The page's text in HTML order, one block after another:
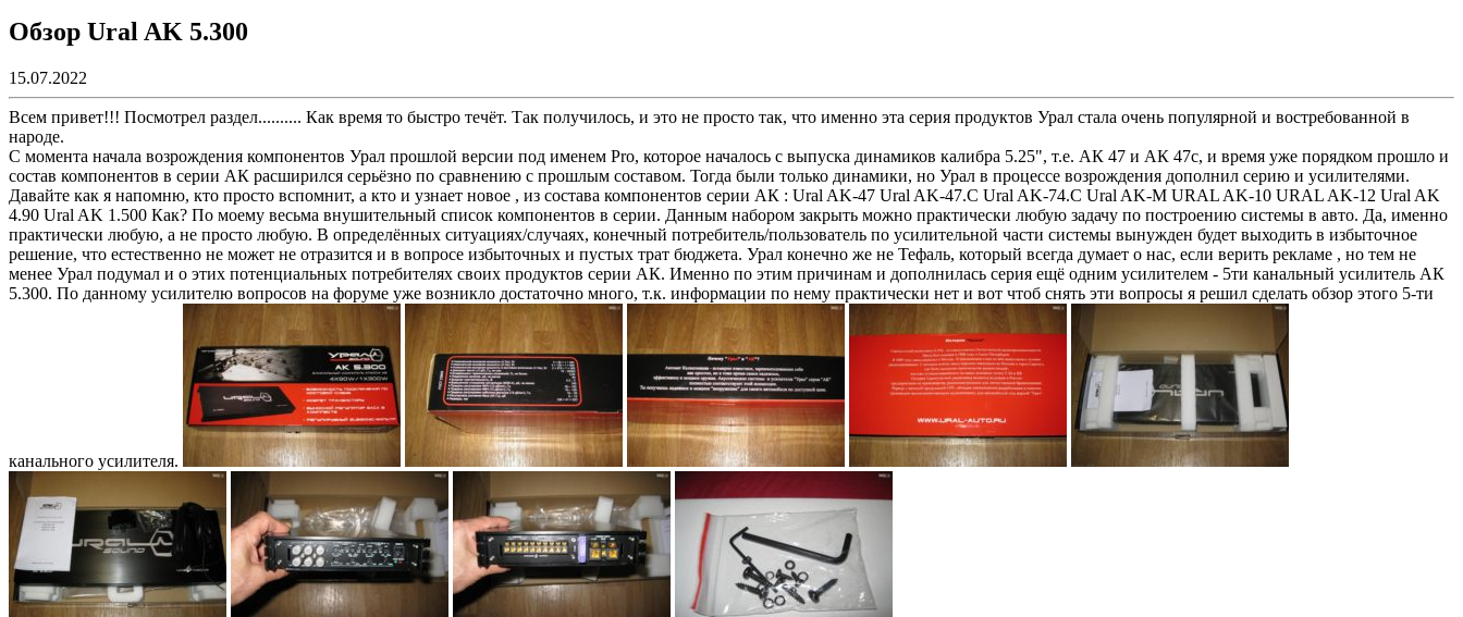
Обзор Ural AK 5.300
15.07.2022
Всем привет!!! Посмотрел раздел.......... Как время то быстро течёт. Так получилось, и это не просто так, что именно эта серия продуктов Урал стала очень популярной и востребованной в
народе.
С момента начала возрождения компонентов Урал прошлой версии под именем Pro, которое началось с выпуска динамиков калибра 5.25", т.е. АК 47 и АК 47с, и время уже порядком прошло и
состав компонентов в серии АК расширился серьёзно по сравнению с прошлым составом. Тогда были только динамики, но Урал в процессе возрождения дополнил серию и усилителями.
Давайте как я напомню, кто просто вспомнит, а кто и узнает новое , из состава компонентов серии АК : Ural AK-47 Ural AK-47.С Ural AK-74.С Ural AK-М URAL AK-10 URAL AK-12 Ural AK
4.90 Ural AK 1.500 Как? По моему весьма внушительный список компонентов в серии. Данным набором закрыть можно практически любую задачу по построению системы в авто. Да, именно
практически любую, а не просто любую. В определённых ситуациях/случаях, конечный потребитель/пользователь по усилительной части системы вынужден будет выходить в избыточное
решение, что естественно не может не отразится и в вопросе избыточных и пустых трат бюджета. Урал конечно же не Тефаль, который всегда думает о нас, если верить рекламе , но тем не
менее Урал подумал и о этих потенциальных потребителях своих продуктов серии АК. Именно по этим причинам и дополнилась серия ещё одним усилителем - 5ти канальный усилитель АК
5.300. По данному усилителю вопросов на форуме уже возникло достаточно много, т.к. информации по нему практически нет и вот чтоб снять эти вопросы я решил сделать обзор этого 5-ти
канального усилителя.